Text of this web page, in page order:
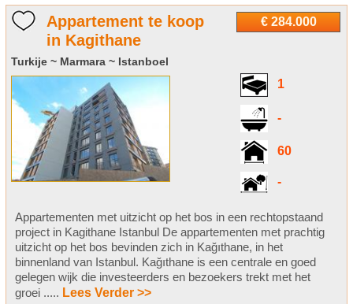
€ 284.000
Appartement te koop
in Kagithane
Turkije ~ Marmara ~ Istanboel
1
-
60
-
Appartementen met uitzicht op het bos in een rechtopstaand
project in Kagithane Istanbul De appartementen met prachtig
uitzicht op het bos bevinden zich in Kağıthane, in het
binnenland van Istanbul. Kağıthane is een centrale en goed
gelegen wijk die investeerders en bezoekers trekt met het
groei ..... Lees Verder >>